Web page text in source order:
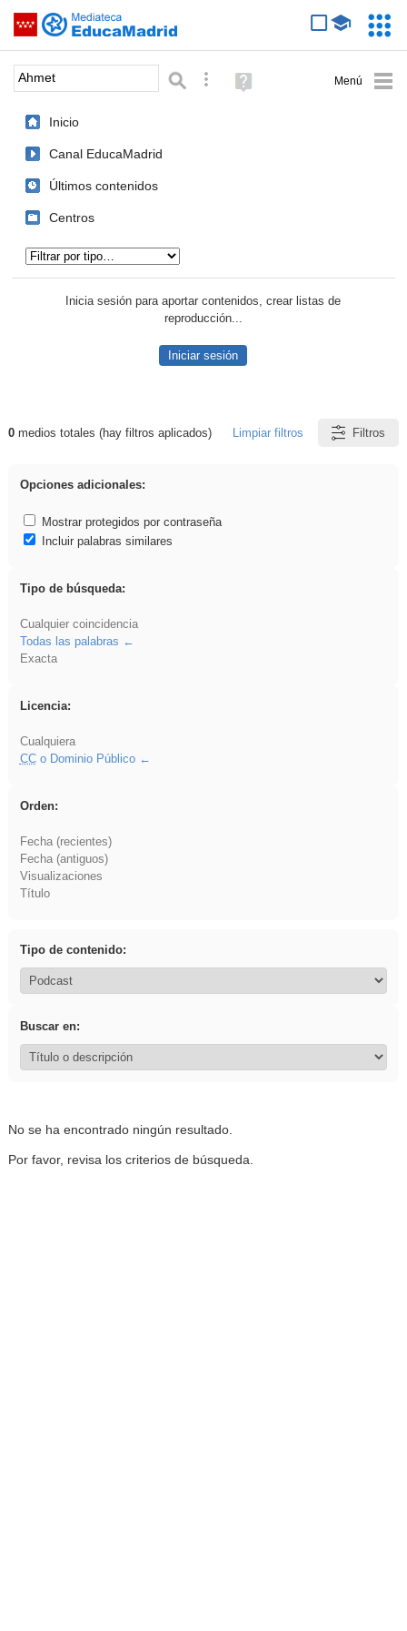
Saltar navegación
Palabra o frase: Búsqueda avanzada
Ayuda
(en
Inicio
Canal EducaMadrid
Últimos contenidos
Centros
Inicia sesión para aportar contenidos, crear listas de
reproducción...
Iniciar sesión
Resultados de: Ahmet
0medios totales (hay filtros aplicados) Limpiar filtros Filtros
Opciones adicionales:
Mostrar protegidos por contraseña
Incluir palabras similares
Tipo de búsqueda:
Cualquier coincidencia
Todas las palabras
Exacta
Licencia:
Cualquiera
CCo Dominio Público
Orden:
Fecha (recientes)
Fecha (antiguos)
Visualizaciones
Título
Tipo de contenido:
Buscar en:
No se ha encontrado ningún resultado.
Por favor, revisa los criterios de búsqueda.